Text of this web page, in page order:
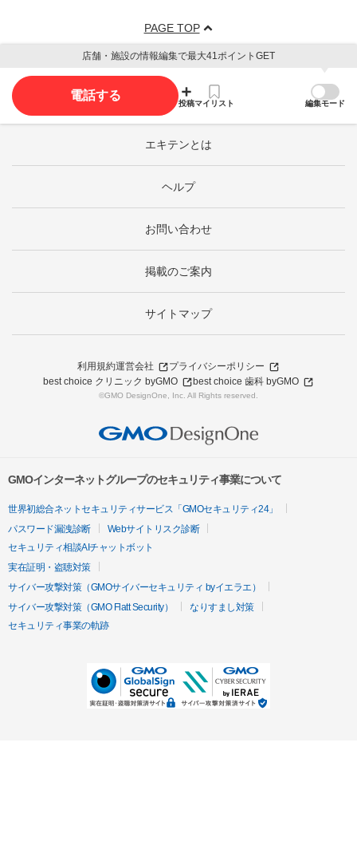
PAGE TOP
店舗・施設の情報編集で最大41ポイントGET
電話する
投稿マイリスト 編集モード
エキテンとは
ヘルプ
お問い合わせ
掲載のご案内
サイトマップ
利用規約運営会社
プライバシーポリシー
best choice クリニック byGMO
best choice 歯科 byGMO
©GMO DesignOne, Inc. All Rights reserved.
GMOインターネットグループのセキュリティ事業について
世界初総合ネットセキュリティサービス「GMOセキュリティ24」
パスワード漏洩診断
Webサイトリスク診断
セキュリティ相談AIチャットボット
実在証明・盗聴対策
サイバー攻撃対策（GMOサイバーセキュリティ byイエラエ）
サイバー攻撃対策（GMO Flatt Security）
なりすまし対策
セキュリティ事業の軌跡